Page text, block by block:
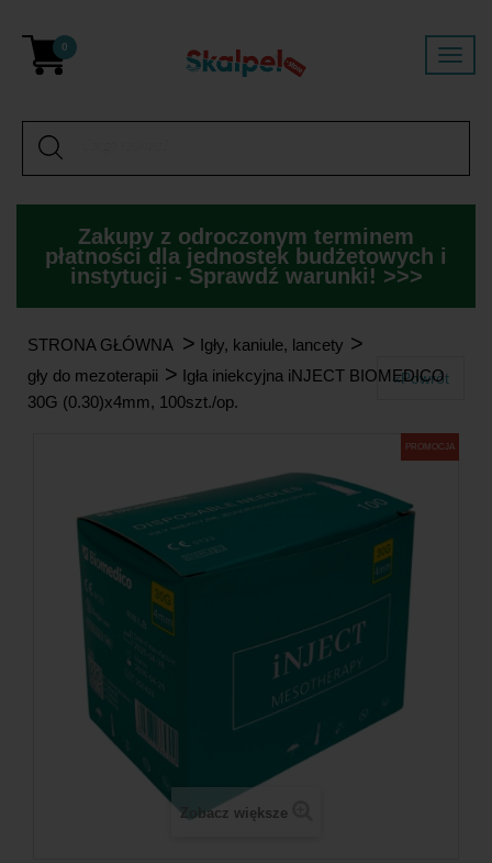
0
Zakupy z odroczonym terminem
płatności dla jednostek budżetowych i
instytucji - Sprawdź warunki! >>>
STRONA GŁÓWNA > Igły, kaniule, lancety >
Igły do mezoterapii > Igła iniekcyjna iNJECT BIOMEDICO
30G (0.30)x4mm, 100szt./op.
«Powrót
PROMOCJA
Zobacz większe